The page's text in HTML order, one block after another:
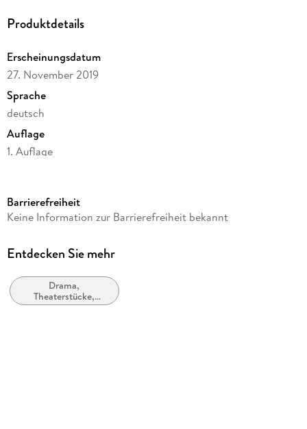
Produktdetails
Erscheinungsdatum
27. November 2019
Sprache
deutsch
Auflage
1. Auflage
Autor/Autorin
Herausgegeben von
Übersetzung
Martin Thomas Pesl, Brangwen Stone
Barrierefreiheit
Keine Information zur Barrierefreiheit bekannt
Entdecken Sie mehr
Drama,
Theaterstücke,
Drehbücher